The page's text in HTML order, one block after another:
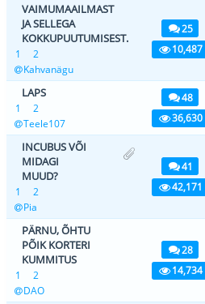
VAIMUMAAILMAST
JA SELLEGA
KOKKUPUUTUMISEST.
1
2
Kahvanägu
25
10,487
LAPS
1
2
Teele107
48
36,630
INCUBUS VÕI
MIDAGI
MUUD?
1
2
Pia
41
42,171
PÄRNU, ÕHTU
PÕIK KORTERI
KUMMITUS
1
2
DAO
28
14,734